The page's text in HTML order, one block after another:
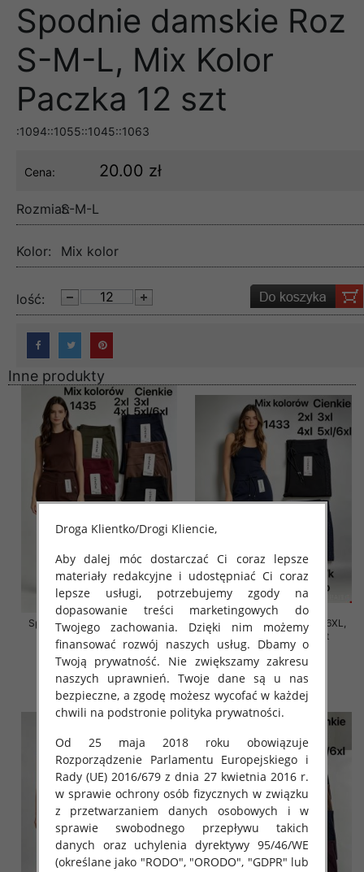
Spodnie damskie Roz
S-M-L, Mix Kolor
Paczka 12 szt
:1094::1055::1045::1063
Cena: 20.00 zł
Rozmiar:S-M-L
Kolor: Mix kolor
lość:
Inne produkty
Spodnie damskie Roz 2XL-6XL,
Mix Kolor Paczka 12 szt
16.00 zł
szczegóły
Spodnie damskie Roz 2XL-6XL,
Mix Kolor Paczka 12 szt
16.00 zł
szczegóły
Droga Klientko/Drogi Kliencie,
Aby dalej móc dostarczać Ci coraz lepsze
materiały redakcyjne i udostępniać Ci coraz
lepsze usługi, potrzebujemy zgody na
dopasowanie treści marketingowych do
Twojego zachowania. Dzięki nim możemy
finansować rozwój naszych usług. Dbamy o
Twoją prywatność. Nie zwiększamy zakresu
naszych uprawnień. Twoje dane są u nas
bezpieczne, a zgodę możesz wycofać w każdej
chwili na podstronie polityka prywatności.
Od 25 maja 2018 roku obowiązuje
Rozporządzenie Parlamentu Europejskiego i
Rady (UE) 2016/679 z dnia 27 kwietnia 2016 r.
w sprawie ochrony osób fizycznych w związku
z przetwarzaniem danych osobowych i w
sprawie swobodnego przepływu takich
danych oraz uchylenia dyrektywy 95/46/WE
(określane jako "RODO", "ORODO", "GDPR" lub